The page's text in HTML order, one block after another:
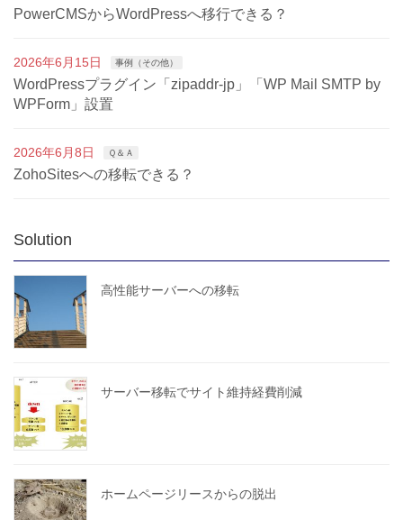
PowerCMSからWordPressへ移行できる？
2026年6月15日 事例（その他）
WordPressプラグイン「zipaddr-jp」「WP Mail SMTP by
WPForm」設置
2026年6月8日 Ｑ＆Ａ
ZohoSitesへの移転できる？
Solution
高性能サーバーへの移転
サーバー移転でサイト維持経費削減
ホームページリースからの脱出